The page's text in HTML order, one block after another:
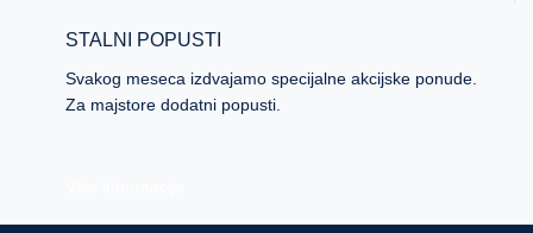
STALNI POPUSTI
Svakog meseca izdvajamo specijalne akcijske ponude.
Za majstore dodatni popusti.